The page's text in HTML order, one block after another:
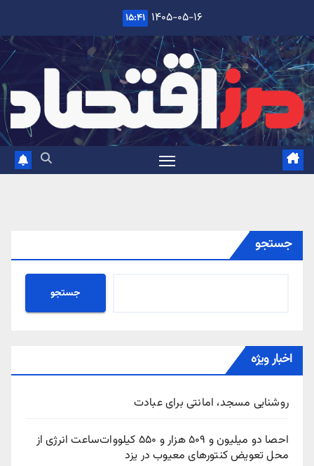
content
۱۴۰۵-۰۵-۱۶ ۱۵:۴۱
جستجو
جستجو
اخبار ویژه
روشنایی مسجد، امانتی برای عبادت
احصا دو میلیون و ۵۰۹ هزار و ۵۵۰ کیلووات‌ساعت انرژی از
محل تعویض کنتورهای معیوب در یزد